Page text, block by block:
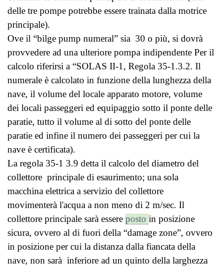
delle tre pompe potrebbe essere trainata dalla motrice
principale).
Ove il “bilge pump numeral” sia 30 o più, si dovrà
provvedere ad una ulteriore pompa indipendente Per il
calcolo riferirsi a “SOLAS II-1, Regola 35-1.3.2. Il
numerale è calcolato in funzione della lunghezza della
nave, il volume del locale apparato motore, volume
dei locali passeggeri ed equipaggio sotto il ponte delle
paratie, tutto il volume al di sotto del ponte delle
paratie ed infine il numero dei passeggeri per cui la
nave è certificata).
La regola 35-1 3.9 detta il calcolo del diametro del
collettore principale di esaurimento; una sola
macchina elettrica a servizio del collettore
movimenterà l'acqua a non meno di 2 m/sec. Il
collettore principale sarà essere posto in posizione
sicura, ovvero al di fuori della “damage zone”, ovvero
in posizione per cui la distanza dalla fiancata della
nave, non sarà inferiore ad un quinto della larghezza